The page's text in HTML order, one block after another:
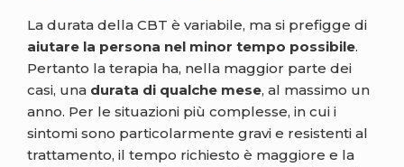
La durata della CBT è variabile, ma si prefigge di
aiutare la persona nel minor tempo possibile.
Pertanto la terapia ha, nella maggior parte dei
casi, una durata di qualche mese, al massimo un
anno. Per le situazioni più complesse, in cui i
sintomi sono particolarmente gravi e resistenti al
trattamento, il tempo richiesto è maggiore e la